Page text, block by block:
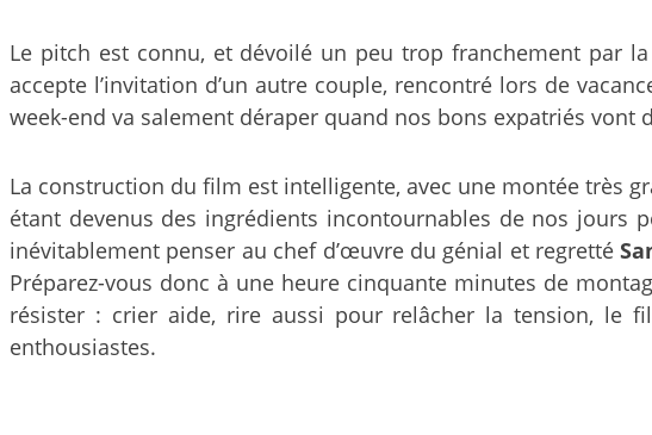
Le pitch est connu, et dévoilé un peu trop franchement par
accepte l’invitation d’un autre couple, rencontré lors de
week-end va salement déraper quand nos bons expatriés
La construction du film est intelligente, avec une montée très
étant devenus des ingrédients incontournables de nos jours
inévitablement penser au chef d’œuvre du génial et regretté
Préparez-vous donc à une heure cinquante minutes de
résister : crier aide, rire aussi pour relâcher la tension, le
enthousiastes.